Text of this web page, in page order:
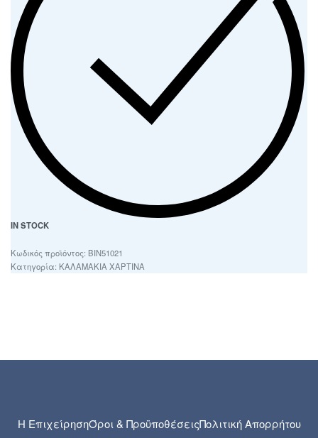
IN STOCK
BIN51021
Κατηγορία: ΚΑΛΑΜΑΚΙΑ ΧΑΡΤΙΝΑ
Η ΕπιχείρησηΌροι & ΠροϋποθέσειςΠολιτική Απορρήτου